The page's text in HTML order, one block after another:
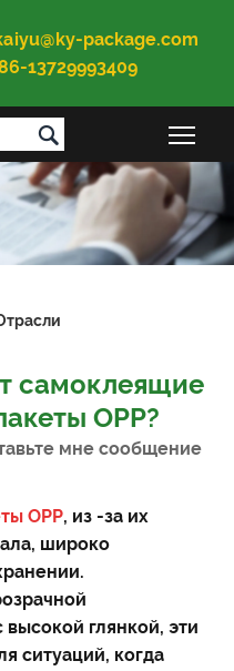
package.com
13729993409

самоклеящие
OPP?
мне сообщение
OPP, из -за их
широко
глянкой, эти
ситуаций, когда